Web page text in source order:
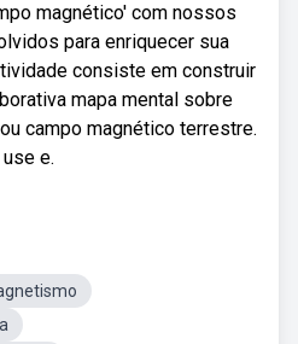
magnético' com nossos
para enriquecer sua
consiste em construir
mapa mental sobre
campo magnético terrestre.
e.